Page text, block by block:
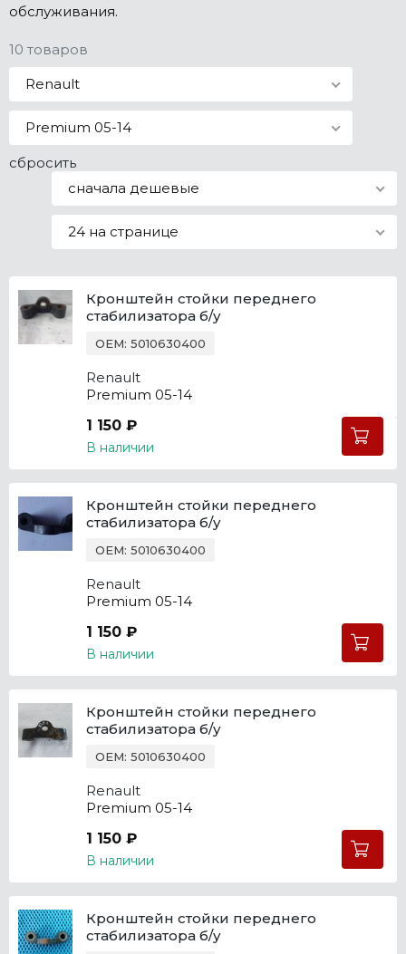
обслуживания.
10 товаров
Renault
Premium 05-14
сбросить
сначала дешевые
24 на странице
Кронштейн стойки переднего
стабилизатора б/у
OEM: 5010630400
Renault
Premium 05-14
1 150 ₽
В наличии
Кронштейн стойки переднего
стабилизатора б/у
OEM: 5010630400
Renault
Premium 05-14
1 150 ₽
В наличии
Кронштейн стойки переднего
стабилизатора б/у
OEM: 5010630400
Renault
Premium 05-14
1 150 ₽
В наличии
Кронштейн стойки переднего
стабилизатора б/у